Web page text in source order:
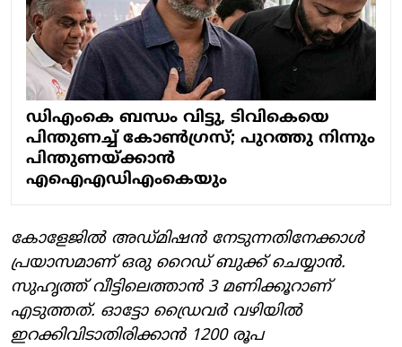
ഡിഎംകെ ബന്ധം വിട്ടു, ടിവികെയെ
പിന്തുണച്ച് കോണ്‍ഗ്രസ്; പുറത്തു നിന്നും
പിന്തുണയ്ക്കാന്‍
എഐഎഡിഎംകെയും
കോളേജില്‍ അഡ്മിഷന്‍ നേടുന്നതിനേക്കാള്‍
പ്രയാസമാണ് ഒരു റൈഡ് ബുക്ക് ചെയ്യാന്‍.
സുഹൃത്ത് വീട്ടിലെത്താന്‍ 3 മണിക്കൂറാണ്
എടുത്തത്. ഓട്ടോ ഡ്രൈവര്‍ വഴിയില്‍
ഇറക്കിവിടാതിരിക്കാന്‍ 1200 രൂപ